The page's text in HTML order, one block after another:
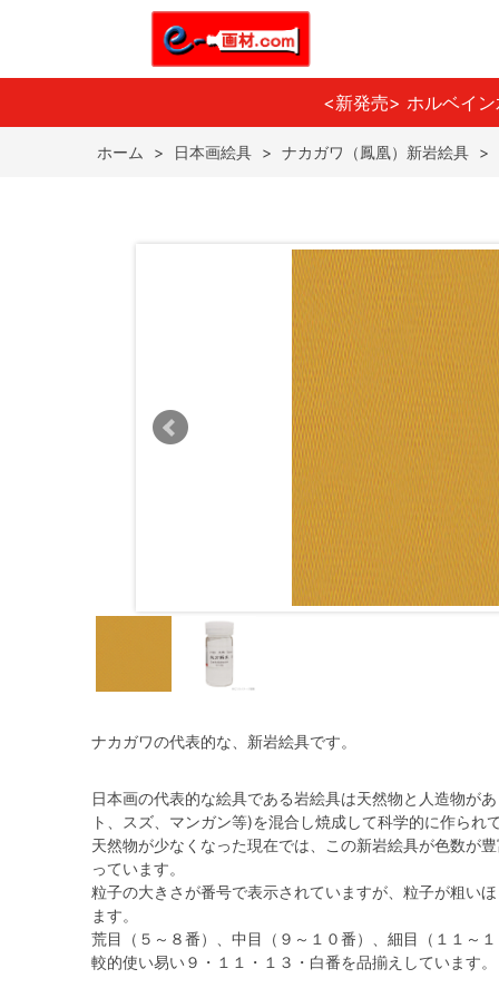
<新発売> ホルベイ
ホーム > 日本画絵具 > ナカガワ（鳳凰）新岩絵具 >
ナカガワの代表的な、新岩絵具です。
日本画の代表的な絵具である岩絵具は天然物と人造物が
ト、スズ、マンガン等)を混合し焼成して科学的に作られ
天然物が少なくなった現在では、この新岩絵具が色数が
っています。
粒子の大きさが番号で表示されていますが、粒子が粗い
ます。
荒目（５～８番）、中目（９～１０番）、細目（１１～
較的使い易い９・１１・１３・白番を品揃えしています。